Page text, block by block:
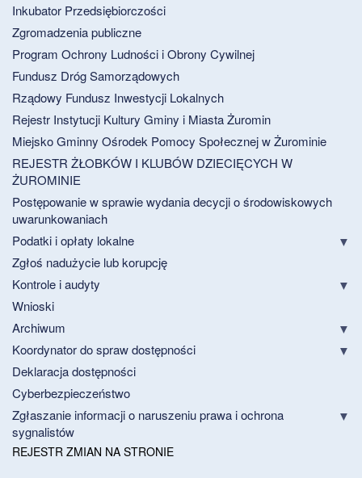
Inkubator Przedsiębiorczości
Zgromadzenia publiczne
Program Ochrony Ludności i Obrony Cywilnej
Fundusz Dróg Samorządowych
Rządowy Fundusz Inwestycji Lokalnych
Rejestr Instytucji Kultury Gminy i Miasta Żuromin
Miejsko Gminny Ośrodek Pomocy Społecznej w Żurominie
REJESTR ŻŁOBKÓW I KLUBÓW DZIECIĘCYCH W
ŻUROMINIE
Postępowanie w sprawie wydania decycji o środowiskowych
uwarunkowaniach
Podatki i opłaty lokalne
Zgłoś nadużycie lub korupcję
Kontrole i audyty
Wnioski
Archiwum
Koordynator do spraw dostępności
Deklaracja dostępności
Cyberbezpieczeństwo
Zgłaszanie informacji o naruszeniu prawa i ochrona
sygnalistów
REJESTR ZMIAN NA STRONIE